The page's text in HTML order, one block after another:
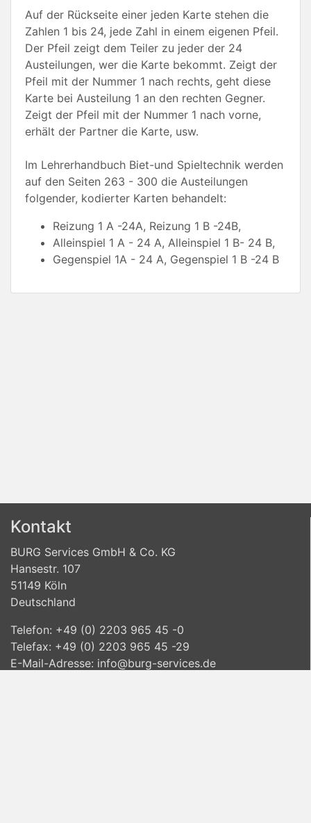
Auf der Rückseite einer jeden Karte stehen die
Zahlen 1 bis 24, jede Zahl in einem eigenen Pfeil.
Der Pfeil zeigt dem Teiler zu jeder der 24
Austeilungen, wer die Karte bekommt. Zeigt der
Pfeil mit der Nummer 1 nach rechts, geht diese
Karte bei Austeilung 1 an den rechten Gegner.
Zeigt der Pfeil mit der Nummer 1 nach vorne,
erhält der Partner die Karte, usw.
Im Lehrerhandbuch Biet-und Spieltechnik werden
auf den Seiten 263 - 300 die Austeilungen
folgender, kodierter Karten behandelt:
Reizung 1 A -24A, Reizung 1 B -24B,
Alleinspiel 1 A - 24 A, Alleinspiel 1 B- 24 B,
Gegenspiel 1A - 24 A, Gegenspiel 1 B -24 B
Kontakt
BURG Services GmbH & Co. KG
Hansestr. 107
51149 Köln
Deutschland
Telefon: +49 (0) 2203 965 45 -0
Telefax: +49 (0) 2203 965 45 -29
E-Mail-Adresse: info@burg-services.de